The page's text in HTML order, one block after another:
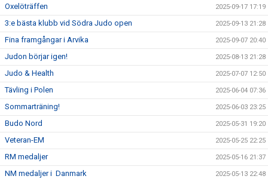
Oxelöträffen 2025-09-17 17:19
3:e bästa klubb vid Södra Judo open 2025-09-13 21:28
Fina framgångar i Arvika 2025-09-07 20:40
Judon börjar igen! 2025-08-13 21:28
Judo & Health 2025-07-07 12:50
Tävling i Polen 2025-06-04 07:36
Sommarträning! 2025-06-03 23:25
Budo Nord 2025-05-31 19:20
Veteran-EM 2025-05-25 22:25
RM medaljer 2025-05-16 21:37
NM medaljer i Danmark 2025-05-13 22:48